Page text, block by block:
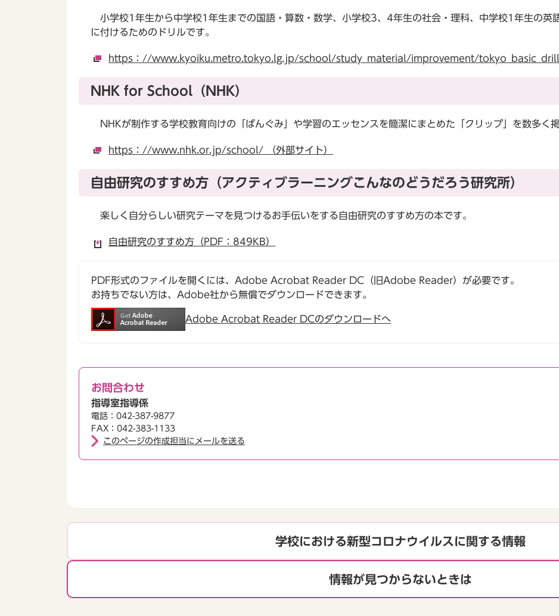
小学校1年生から中学校1年生までの国語・算数・数学、小学校3、4年生の社会・理科、中学校1年生の英
に付けるためのドリルです。
https：//www.kyoiku.metro.tokyo.lg.jp/school/study_material/improvement/tokyo_basic_drill/
NHK for School（NHK）
NHKが制作する学校教育向けの「ばんぐみ」や学習のエッセンスを簡潔にまとめた「クリップ」を数多く掲
https：//www.nhk.or.jp/school/ （外部サイト）
自由研究のすすめ方（アクティブラーニングこんなのどうだろう研究所）
楽しく自分らしい研究テーマを見つけるお手伝いをする自由研究のすすめ方の本です。
自由研究のすすめ方（PDF：849KB）
PDF形式のファイルを開くには、Adobe Acrobat Reader DC（旧Adobe Reader）が必要です。
お持ちでない方は、Adobe社から無償でダウンロードできます。
Adobe Acrobat Reader DCのダウンロードへ
お問合わせ
指導室指導係
電話：042-387-9877
FAX：042-383-1133
このページの作成担当にメールを送る
学校における新型コロナウイルスに関する情報
情報が見つからないときは